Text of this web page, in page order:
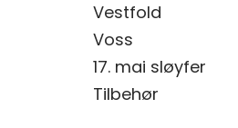
Vestfold
Voss
17. mai sløyfer
Tilbehør